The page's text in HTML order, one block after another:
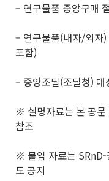
– 연구물품 중앙구매
– 연구물품(내자/외자
포함)
– 중앙조달(조달청) 대
※ 설명자료는 본 공
참조
※ 붙임 자료는 SRnD-
도 공지